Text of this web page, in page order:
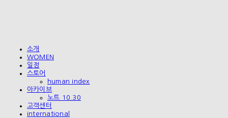
소개
WOMEN
일정
스토어
human index
아카이브
노트 10.30
고객센터
international